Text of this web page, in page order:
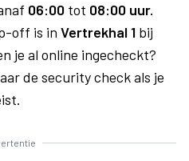
06:00 tot 08:00 uur.
off is in Vertrekhal 1 bij
je al online ingecheckt?
de security check als je